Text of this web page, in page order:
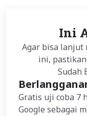
Ini
Agar bisa lanjut
ini,
Sudah
Gratis uji coba 7
Google sebagai